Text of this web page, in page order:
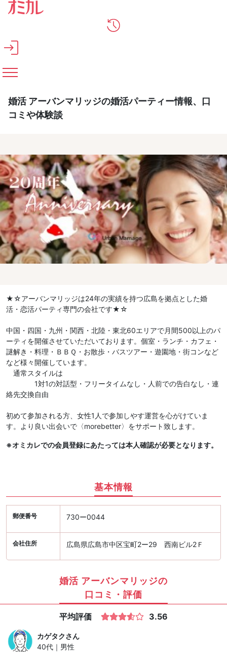
メインコンテンツへスキップ
婚活 アーバンマリッジの婚活パーティー情報、口
コミや体験談
★☆アーバンマリッジは24年の実績を持つ広島を拠点とした婚
活・恋活パーティ専門の会社です★☆
中国・四国・九州・関西・北陸・東北60エリアで月間500以上のパ
ーティを開催させていただいております。個室・ランチ・カフェ・
謎解き・料理・ＢＢＱ・お散歩・バスツアー・遊園地・街コンなど
など様々開催しています。
通常スタイルは
1対1の対話型・フリータイムなし・人前での告白なし・連
絡先交換自由
初めて参加される方、女性1人で参加しやす運営を心がけていま
す。より良い出会いで〈morebetter〉をサポート致します。
※オミカレでの会員登録にあたっては本人確認が必要となります。
基本情報
郵便番号 730ー0044
会社住所 広島県広島市中区宝町2ー29 西南ビル2Ｆ
婚活 アーバンマリッジの
口コミ・評価
平均評価 3.56
カゲタクさん
40代｜男性